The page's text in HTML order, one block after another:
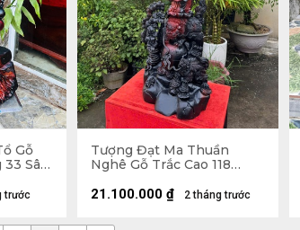
Gỗ
Sâu
trước
Tượng Đạt Ma Thuần
Nghê Gỗ Trắc Cao 118
2 tháng trước
21.100.000 ₫